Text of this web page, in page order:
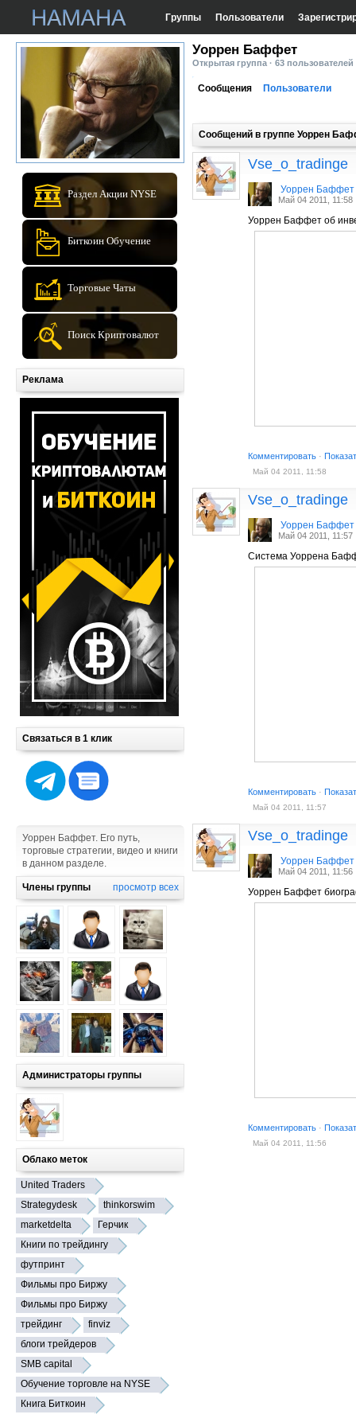
Группы Пользователи
Раздел Акции NYSE
Биткоин Обучение
Торговые Чаты
Поиск Криптовалют
Реклама
Связаться в 1 клик
Уоррен Баффет. Его путь,
торговые стратегии, видео и книги
в данном разделе.
Члены группы просмотр всех
Администраторы группы
Облако меток
United Traders
Strategydesk
thinkorswim
marketdelta
Герчик
Книги по трейдингу
футпринт
Фильмы про Биржу
Фильмы про Биржу
трейдинг
finviz
блоги трейдеров
SMB capital
Обучение торговле на NYSE
Книга Биткоин
Уоррен Баффет
Открытая группа · 63
Сообщения Пользователи
Сообщений в группе Уоррен
Vse_o_tradinge
Уоррен Баффет
Май 04 2011, 11:58
Уоррен Баффет об
Комментировать ·
Май 04 2011, 11:58
Vse_o_tradinge
Уоррен Баффет
Май 04 2011, 11:57
Система Уоррена
Комментировать ·
Май 04 2011, 11:57
Vse_o_tradinge
Уоррен Баффет
Май 04 2011, 11:56
Уоррен Баффет
Комментировать ·
Май 04 2011, 11:56